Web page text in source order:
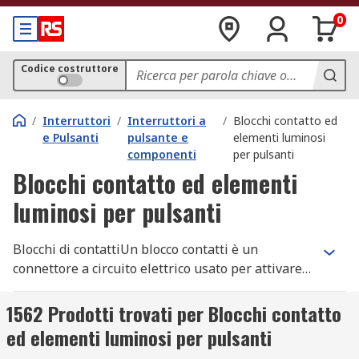
0
Codice costruttore
/ Interruttori
e Pulsanti
/ Interruttori a
pulsante e
componenti
/ Blocchi contatto ed
elementi luminosi
per pulsanti
Blocchi contatto ed elementi
luminosi per pulsanti
Blocchi di contattiUn blocco contatti è un
connettore a circuito elettrico usato per attivare
circuito elettrico. I blocchi contatti sono
generalmente collegati a interruttori, relè e
interruttori magnetotermici, una volta che questi
1562 Prodotti trovati per Blocchi contatto
ed elementi luminosi per pulsanti